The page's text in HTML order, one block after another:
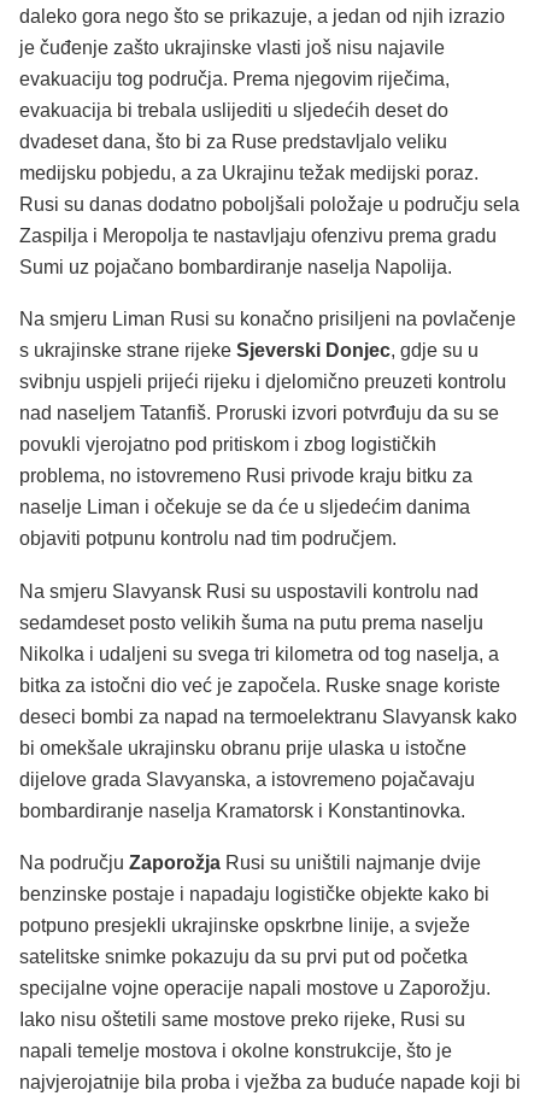
daleko gora nego što se prikazuje, a jedan od njih izrazio
je čuđenje zašto ukrajinske vlasti još nisu najavile
evakuaciju tog područja. Prema njegovim riječima,
evakuacija bi trebala uslijediti u sljedećih deset do
dvadeset dana, što bi za Ruse predstavljalo veliku
medijsku pobjedu, a za Ukrajinu težak medijski poraz.
Rusi su danas dodatno poboljšali položaje u području sela
Zaspilja i Meropolja te nastavljaju ofenzivu prema gradu
Sumi uz pojačano bombardiranje naselja Napolija.
Na smjeru Liman Rusi su konačno prisiljeni na povlačenje
s ukrajinske strane rijeke Sjeverski Donjec, gdje su u
svibnju uspjeli prijeći rijeku i djelomično preuzeti kontrolu
nad naseljem Tatanfiš. Proruski izvori potvrđuju da su se
povukli vjerojatno pod pritiskom i zbog logističkih
problema, no istovremeno Rusi privode kraju bitku za
naselje Liman i očekuje se da će u sljedećim danima
objaviti potpunu kontrolu nad tim područjem.
Na smjeru Slavyansk Rusi su uspostavili kontrolu nad
sedamdeset posto velikih šuma na putu prema naselju
Nikolka i udaljeni su svega tri kilometra od tog naselja, a
bitka za istočni dio već je započela. Ruske snage koriste
deseci bombi za napad na termoelektranu Slavyansk kako
bi omekšale ukrajinsku obranu prije ulaska u istočne
dijelove grada Slavyanska, a istovremeno pojačavaju
bombardiranje naselja Kramatorsk i Konstantinovka.
Na području Zaporožja Rusi su uništili najmanje dvije
benzinske postaje i napadaju logističke objekte kako bi
potpuno presjekli ukrajinske opskrbne linije, a svježe
satelitske snimke pokazuju da su prvi put od početka
specijalne vojne operacije napali mostove u Zaporožju.
Iako nisu oštetili same mostove preko rijeke, Rusi su
napali temelje mostova i okolne konstrukcije, što je
najvjerojatnije bila proba i vježba za buduće napade koji bi